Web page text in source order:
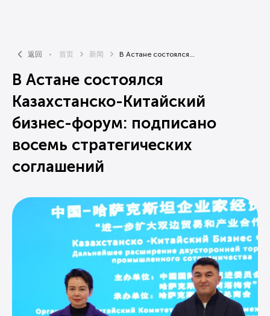
返回 首页 新闻 В Астане состоялся...
В Астане состоялся
Казахстанско-Китайский
бизнес-форум: подписано
восемь стратегических
соглашений